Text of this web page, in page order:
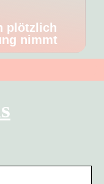
plötzlich
nimmt